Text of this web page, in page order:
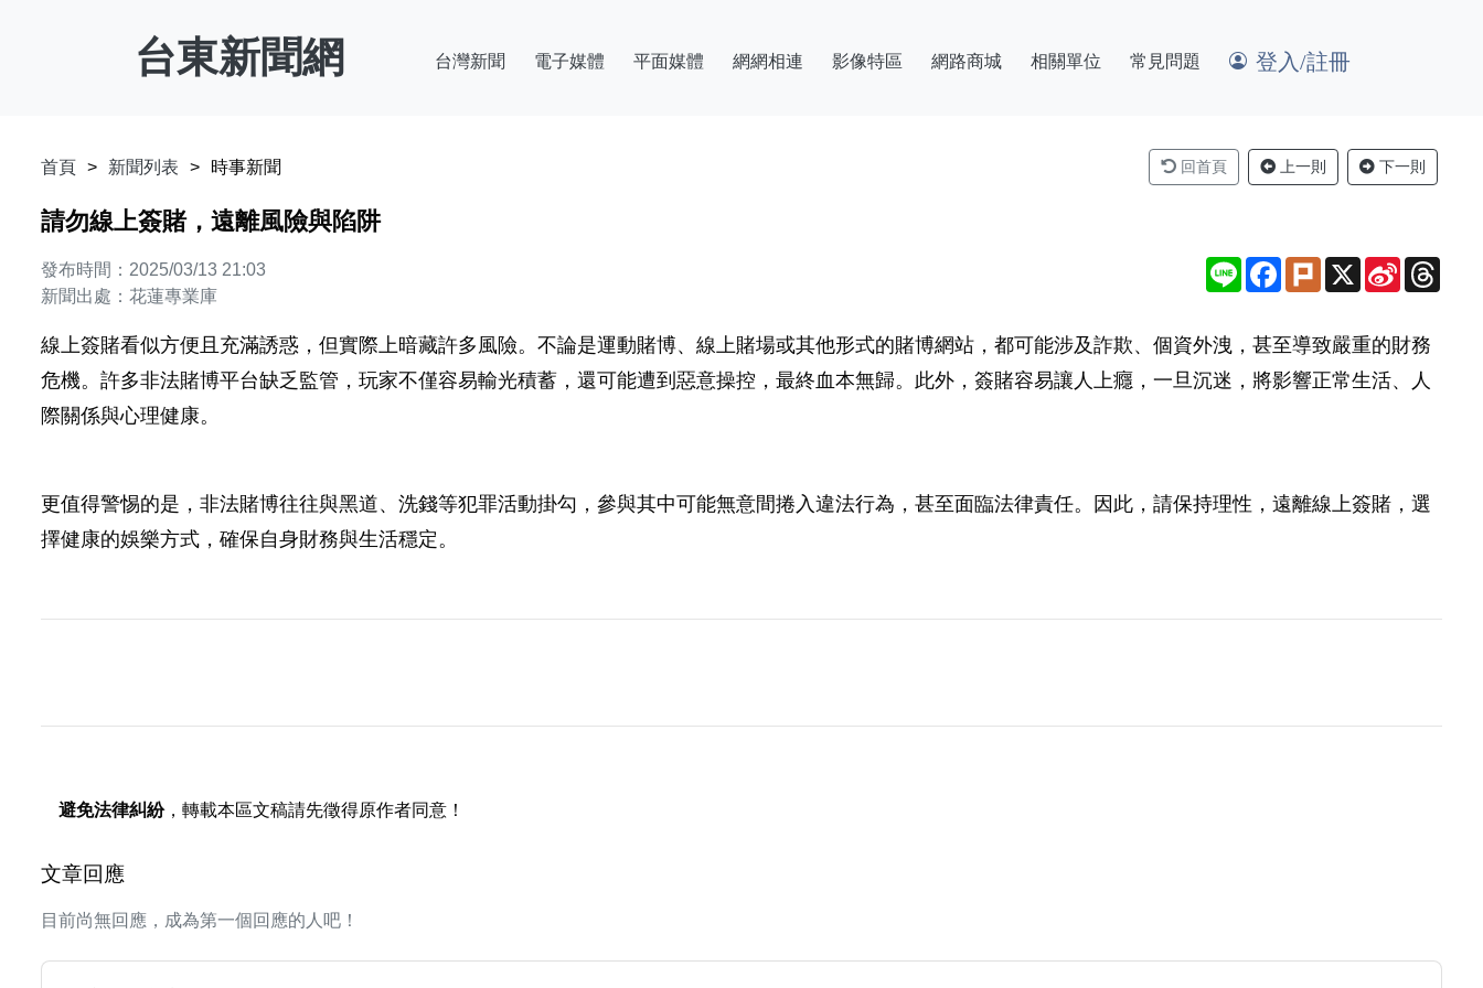
台東新聞網 台灣新聞 電子媒體 平面媒體 網網相連 影像特區 網路商城 相關單位 常見問題 登入/註冊
首頁 新聞列表 時事新聞 回首頁 上一則 下一則
請勿線上簽賭，遠離風險與陷阱
發布時間：2025/03/13 21:03
新聞出處：花蓮專業庫
Line Facebook
Plurk X
Sina
Weibo
線上簽賭看似方便且充滿誘惑，但實際上暗藏許多風險。不論是運動賭博、線上賭場或其他形式的賭博網站，都可能涉及詐欺、個資外洩，甚至導致嚴重的財務
危機。許多非法賭博平台缺乏監管，玩家不僅容易輸光積蓄，還可能遭到惡意操控，最終血本無歸。此外，簽賭容易讓人上癮，一旦沉迷，將影響正常生活、人
際關係與心理健康。
更值得警惕的是，非法賭博往往與黑道、洗錢等犯罪活動掛勾，參與其中可能無意間捲入違法行為，甚至面臨法律責任。因此，請保持理性，遠離線上簽賭，選
擇健康的娛樂方式，確保自身財務與生活穩定。
避免法律糾紛，轉載本區文稿請先徵得原作者同意！
文章回應
目前尚無回應，成為第一個回應的人吧！